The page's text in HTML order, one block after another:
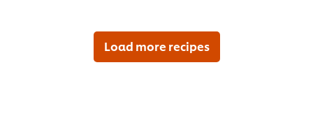
酒
紅
棗
Load more recipes